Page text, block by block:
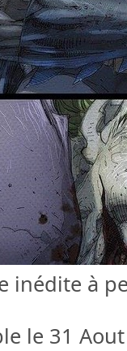
inédite à
le 31